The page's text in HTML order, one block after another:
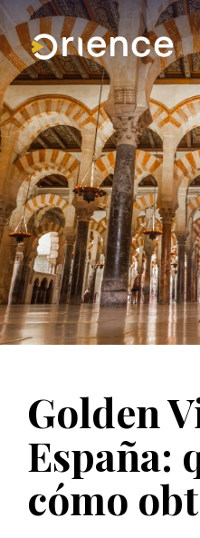
Golden
España:
cómo